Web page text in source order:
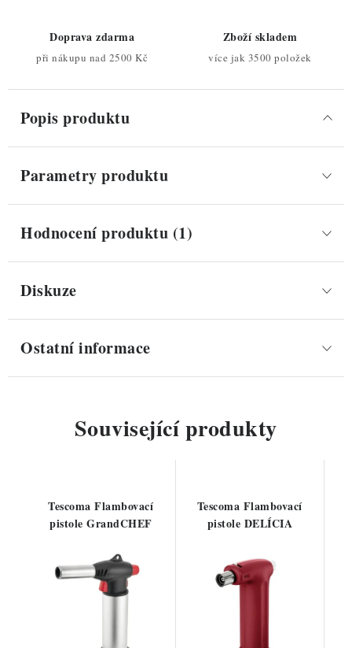
Doprava zdarma
při nákupu nad 2500 Kč
Zboží skladem
více jak 3500 položek
Popis produktu
Parametry produktu
Hodnocení produktu (1)
Diskuze
Ostatní informace
Související produkty
Tescoma Flambovací
pistole GrandCHEF
Tescoma Flambovací
pistole DELÍCIA